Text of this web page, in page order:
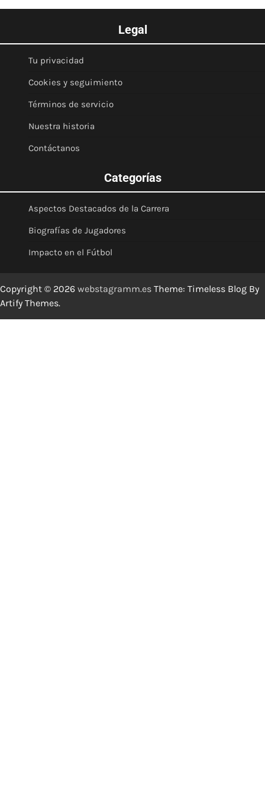
Legal
Tu privacidad
Cookies y seguimiento
Términos de servicio
Nuestra historia
Contáctanos
Categorías
Aspectos Destacados de la Carrera
Biografías de Jugadores
Impacto en el Fútbol
Copyright © 2026 webstagramm.es Theme: Timeless Blog By
Artify Themes.